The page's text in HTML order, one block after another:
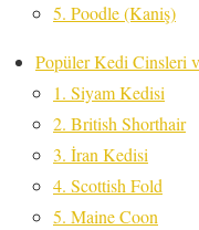
5. Poodle (Kaniş)
Popüler Kedi Cinsleri
1. Siyam Kedisi
2. British Shorthair
3. İran Kedisi
4. Scottish Fold
5. Maine Coon